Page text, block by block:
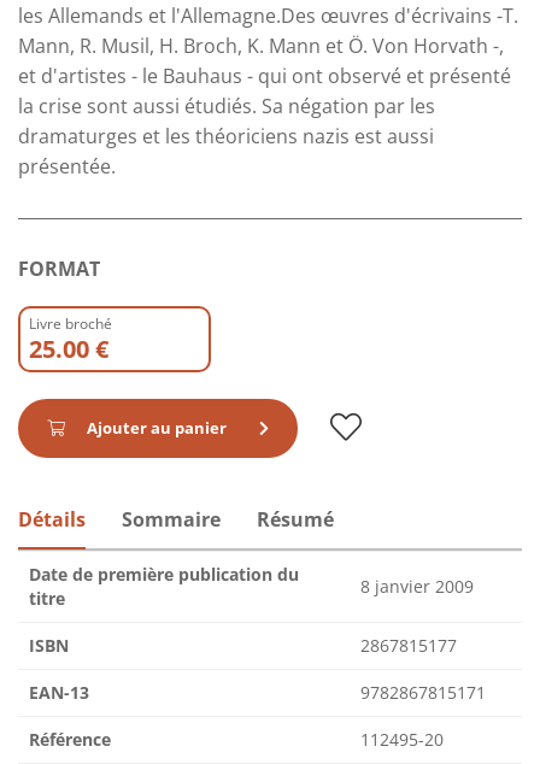
les Allemands et l'Allemagne.Des œuvres d'écrivains -T.
Mann, R. Musil, H. Broch, K. Mann et Ö. Von Horvath -,
et d'artistes - le Bauhaus - qui ont observé et présenté
la crise sont aussi étudiés. Sa négation par les
dramaturges et les théoriciens nazis est aussi
présentée.
FORMAT
Livre broché
25.00 €
Ajouter au panier
Détails Sommaire Résumé
Date de première publication du
titre
8 janvier 2009
ISBN 2867815177
EAN-13 9782867815171
Référence 112495-20